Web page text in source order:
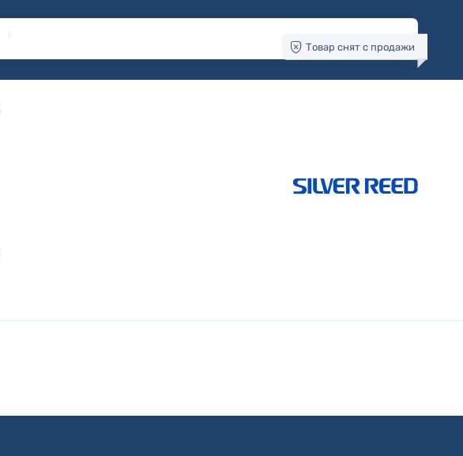
Товар снят с продажи